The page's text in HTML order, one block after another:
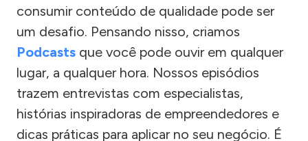
consumir conteúdo de qualidade pode ser
um desafio. Pensando nisso, criamos
Podcasts que você pode ouvir em qualquer
lugar, a qualquer hora. Nossos episódios
trazem entrevistas com especialistas,
histórias inspiradoras de empreendedores e
dicas práticas para aplicar no seu negócio. É